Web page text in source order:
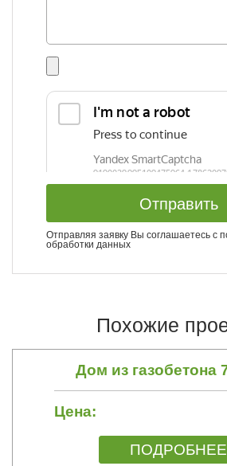
Отправить
Отправляя заявку Вы соглашаетесь с
обработки данных
Похожие
Дом из газобетона
Цена:
ПОДРОБНЕЕ